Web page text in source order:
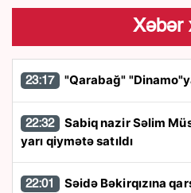
Xəbər
23:17 "Qarabağ"
22:32
yarı qiymətə satıldı
22:01